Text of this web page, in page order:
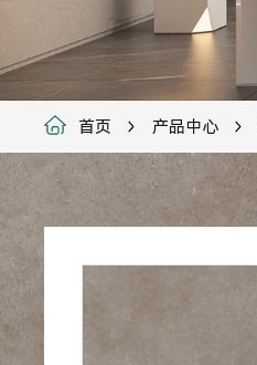
首页 产品中心